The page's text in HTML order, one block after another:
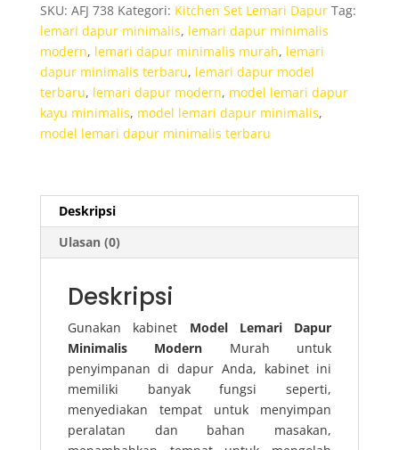
Modern
SKU: AFJ 738 Kategori: Kitchen Set Lemari Dapur Tag:
lemari dapur minimalis, lemari dapur minimalis
modern, lemari dapur minimalis murah, lemari
dapur minimalis terbaru, lemari dapur model
terbaru, lemari dapur modern, model lemari dapur
kayu minimalis, model lemari dapur minimalis,
model lemari dapur minimalis terbaru
Deskripsi
Ulasan (0)
Deskripsi
Gunakan kabinet Model Lemari Dapur
Minimalis Modern Murah untuk
penyimpanan di dapur Anda, kabinet ini
memiliki banyak fungsi seperti,
menyediakan tempat untuk menyimpan
peralatan dan bahan masakan,